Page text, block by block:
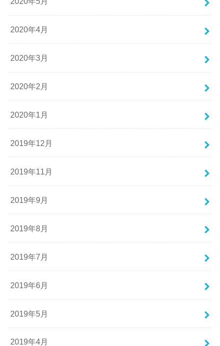
2020年4月
2020年3月
2020年2月
2020年1月
2019年12月
2019年11月
2019年9月
2019年8月
2019年7月
2019年6月
2019年5月
2019年4月